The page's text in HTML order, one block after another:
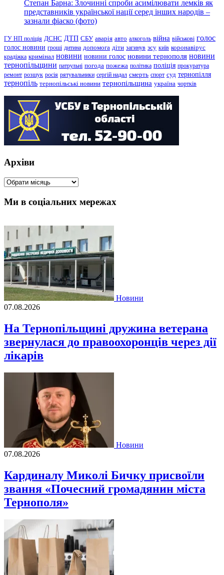
Степан Барна: Злочинні спроби асимілювати лемків як
представників української нації серед інших народів –
зазнали фіаско (фото)
ГУ НП поліція ДСНС ДТП СБУ аварія авто алкоголь війна військові голос
голос новини гроші дитина допомога діти загинув зсу київ коронавірус
крадіжка кримінал новини новини голос новини тернополя новини
тернопільщини патрульні погода пожежа політика поліція прокуратура
ремонт розшук росія рятувальники сергій надал смерть спорт суд тернопілля
тернопіль тернопільські новини тернопільщина україна чортків
Архіви
Архіви
Ми в соціальних мережах
Новини
07.08.2026
На Тернопільщині дружина ветерана
звернулася до правоохоронців через дії
лікарів
Новини
07.08.2026
Кардиналу Миколі Бичку присвоїли
звання «Почесний громадянин міста
Тернополя»